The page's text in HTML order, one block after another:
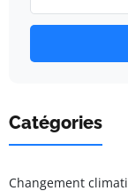
Catégories
Changement